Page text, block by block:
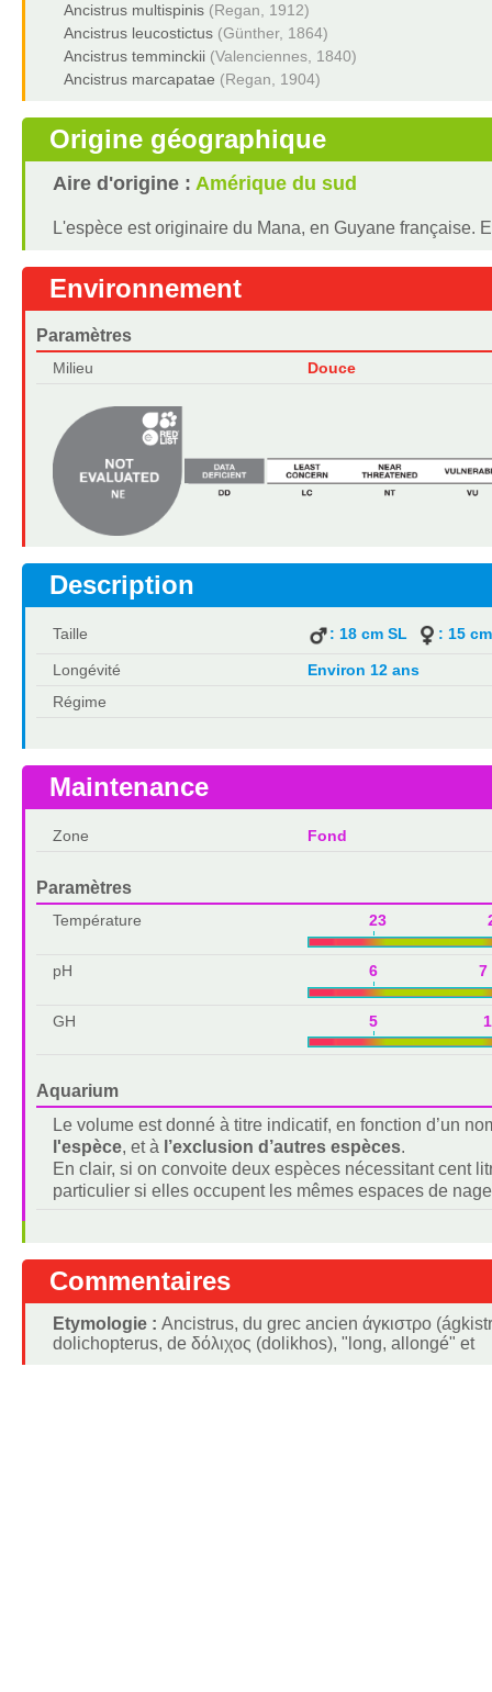
Ancistrus multispinis (Regan, 1912)
Ancistrus leucostictus (Günther, 1864)
Ancistrus temminckii (Valenciennes, 1840)
Ancistrus marcapatae (Regan, 1904)
Origine géographique
Aire d'origine : Amérique du sud
L'espèce est originaire du Mana, en Guyane française.
Environnement
Paramètres
Milieu Douce
Description
Taille : 18 cm SL : 15
Longévité
Environ 12 ans
Régime
Maintenance
Zone Fond
Paramètres
Température 23
pH 6 7
GH 5
Aquarium
Le volume est donné à titre indicatif, en fonction d’un
l'espèce, et à l’exclusion d’autres espèces.
En clair, si on convoite deux espèces nécessitant cent
particulier si elles occupent les mêmes espaces de
Commentaires
Etymologie : Ancistrus, du grec ancien άγκιστρο
dolichopterus, de δόλιχος (dolikhos), "long, allongé" et